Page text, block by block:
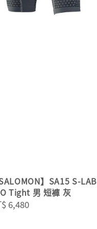
SALOMON】SA15 S-LAB
Tight 男 短褲 灰
6,480